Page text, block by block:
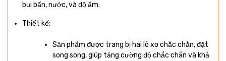
bụi bẩn, nước, và độ ẩm.
Thiết kế:
Sản phẩm được trang bị hai lò xo chắc chắn, đặt
song song, giúp tăng cường độ chắc chắn và khả